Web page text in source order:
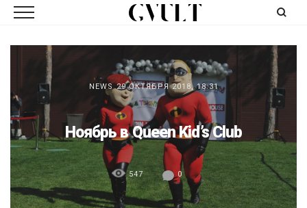
NEWS 29 ОКТЯБРЯ 2018, 18:31
Ноябрь в Queen Kid’s Club
547 0